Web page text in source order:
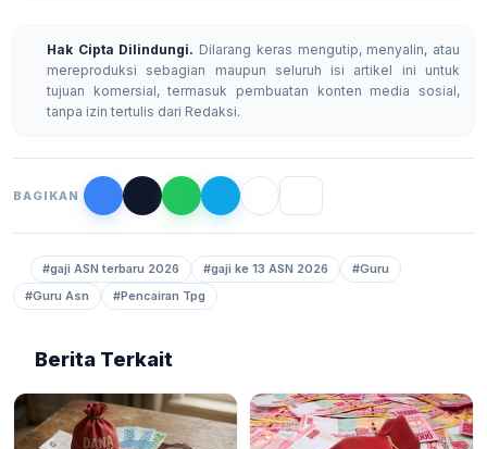
Hak Cipta Dilindungi. Dilarang keras mengutip, menyalin, atau
mereproduksi sebagian maupun seluruh isi artikel ini untuk
tujuan komersial, termasuk pembuatan konten media sosial,
tanpa izin tertulis dari Redaksi.
BAGIKAN
#gaji ASN terbaru 2026 #gaji ke 13 ASN 2026
#Guru
#Guru Asn
#Pencairan Tpg
Berita Terkait